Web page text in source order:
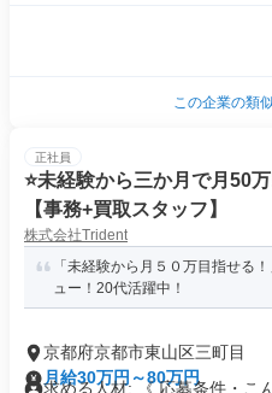
この企業の類
正社員
⭐未経験から三か月で月50
【事務+買取スタッフ】
株式会社Trident
「未経験から月５０万目指せる
ュー！20代活躍中！
京都府京都市東山区三町目
月給30万円～80万円
求める人材: 《 応募条件・こ